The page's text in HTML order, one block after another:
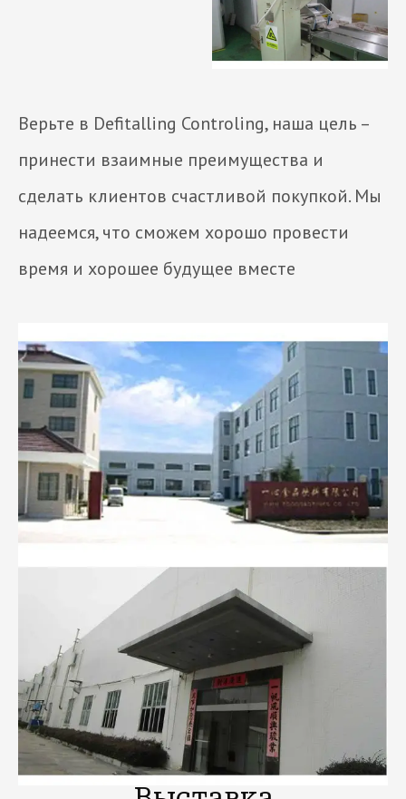
Верьте в Defitalling Controling, наша цель –
принести взаимные преимущества и
сделать клиентов счастливой покупкой. Мы
надеемся, что сможем хорошо провести
время и хорошее будущее вместе